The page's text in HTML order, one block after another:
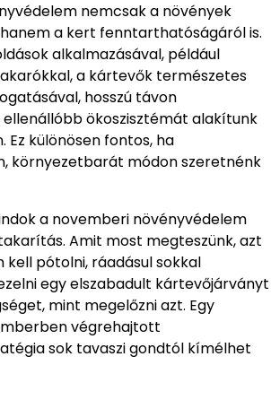
nemcsak a növények
a kert fenntarthatóságáról is.
alkalmazásával, például
a kártevők természetes
hosszú távon
ellenállóbb ökoszisztémát alakítunk
Ez különösen fontos, ha
környezetbarát módon szeretnénk
a novemberi növényvédelem
Amit most megteszünk, azt
kell pótolni, ráadásul sokkal
egy elszabadult kártevőjárványt
mint megelőzni azt. Egy
végrehajtott
sok tavaszi gondtól kímélhet